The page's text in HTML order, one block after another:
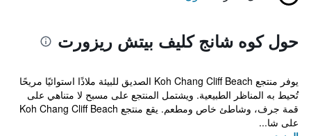
حول كوه شانج كليف بيتش ريزورت
يوفر منتجع Koh Chang Cliff Beach الصديق للبيئة ملاذًا استوائيًا مريحًا
تُحيط به المناظر الطبيعية. ويشتمل المنتجع على مسبح لا متناهي على
قمة جرف، وشاطئ خاص ومطعم. يقع منتجع Koh Chang Cliff Beach
على شا...